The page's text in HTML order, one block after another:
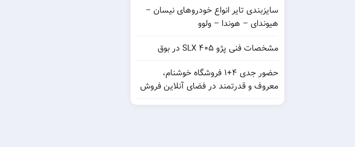
سایزبندی تایر انواع خودروهای نیسان –
هیوندای – هوندا – ولوو
مشخصات فنی پژو ۴۰۵ SLX در بوق
حضور جدی ۴+۱ فروشگاه خوشنام،
معروف و قدرتمند در فضای آنلاین فروش